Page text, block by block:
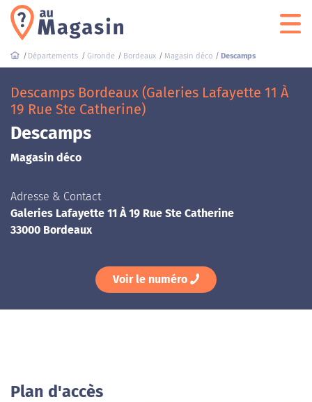
Départements Gironde Bordeaux Magasin déco Descamps
Descamps Bordeaux (Galeries Lafayette 11 À
19 Rue Ste Catherine)
Descamps
Magasin déco
Adresse & Contact
Galeries Lafayette 11 À 19 Rue Ste Catherine
33000 Bordeaux
Voir le numéro
Plan d'accès